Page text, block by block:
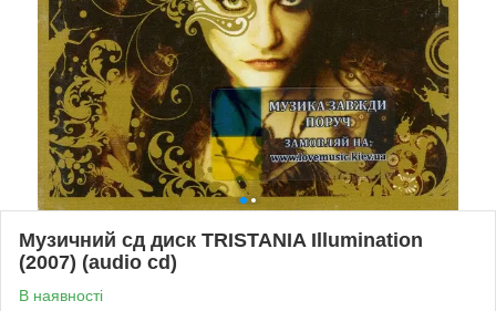
Музичний сд диск TRISTANIA Illumination
(2007) (audio cd)
В наявності